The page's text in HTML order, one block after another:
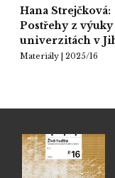
Hana Strejčková:
Postřehy z
univerzitách v
Materiály | 2025/16